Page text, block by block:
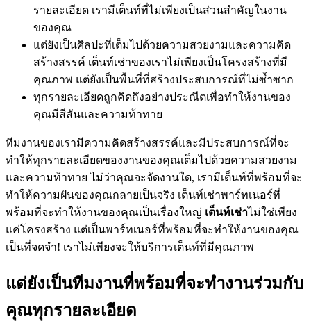
รายละเอียด เรามีเต็นท์ที่ไม่เพียงเป็นส่วนสำคัญในงาน
ของคุณ
แต่ยังเป็นศิลปะที่เต็มไปด้วยความสวยงามและความคิด
สร้างสรรค์ เต็นท์เช่าของเราไม่เพียงเป็นโครงสร้างที่มี
คุณภาพ แต่ยังเป็นพื้นที่ที่สร้างประสบการณ์ที่ไม่ซ้ำซาก
ทุกรายละเอียดถูกคิดถึงอย่างประณีตเพื่อทำให้งานของ
คุณมีสีสันและความท้าทาย
ทีมงานของเรามีความคิดสร้างสรรค์และมีประสบการณ์ที่จะ
ทำให้ทุกรายละเอียดของงานของคุณเต็มไปด้วยความสวยงาม
และความท้าทาย ไม่ว่าคุณจะจัดงานใด, เรามีเต็นท์ที่พร้อมที่จะ
ทำให้ความฝันของคุณกลายเป็นจริง เต็นท์เช่าพาร์ทเนอร์ที่
พร้อมที่จะทำให้งานของคุณเป็นเรื่องใหญ่ เต็นท์เช่าไม่ใช่เพียง
แค่โครงสร้าง แต่เป็นพาร์ทเนอร์ที่พร้อมที่จะทำให้งานของคุณ
เป็นที่จดจำ! เราไม่เพียงจะให้บริการเต็นท์ที่มีคุณภาพ
แต่ยังเป็นทีมงานที่พร้อมที่จะทำงานร่วมกับ
คุณทุกรายละเอียด